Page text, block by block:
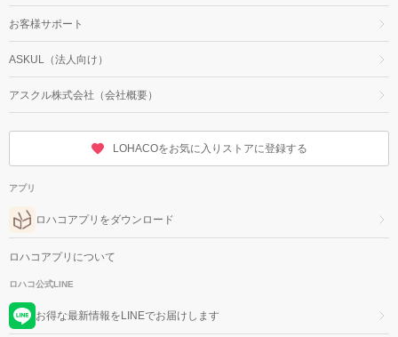
お客様サポート
ASKUL（法人向け）
アスクル株式会社（会社概要）
LOHACOをお気に入りストアに登録する
アプリ
ロハコアプリをダウンロード
ロハコアプリについて
ロハコ公式LINE
お得な最新情報をLINEでお届けします